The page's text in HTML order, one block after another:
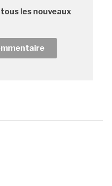
les nouveaux